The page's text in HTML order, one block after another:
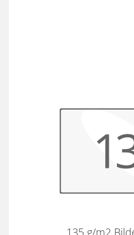
135 g/m2